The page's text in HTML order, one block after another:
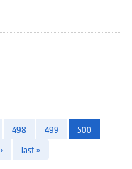
498 499
500
last »